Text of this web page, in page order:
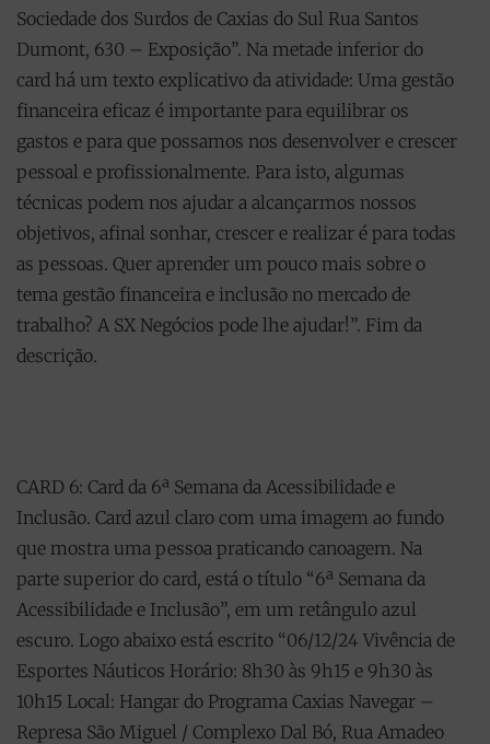
Sociedade dos Surdos de Caxias do Sul Rua Santos
Dumont, 630 – Exposição”. Na metade inferior do
card há um texto explicativo da atividade: Uma gestão
financeira eficaz é importante para equilibrar os
gastos e para que possamos nos desenvolver e crescer
pessoal e profissionalmente. Para isto, algumas
técnicas podem nos ajudar a alcançarmos nossos
objetivos, afinal sonhar, crescer e realizar é para todas
as pessoas. Quer aprender um pouco mais sobre o
tema gestão financeira e inclusão no mercado de
trabalho? A SX Negócios pode lhe ajudar!”. Fim da
descrição.
CARD 6: Card da 6ª Semana da Acessibilidade e
Inclusão. Card azul claro com uma imagem ao fundo
que mostra uma pessoa praticando canoagem. Na
parte superior do card, está o título “6ª Semana da
Acessibilidade e Inclusão”, em um retângulo azul
escuro. Logo abaixo está escrito “06/12/24 Vivência de
Esportes Náuticos Horário: 8h30 às 9h15 e 9h30 às
10h15 Local: Hangar do Programa Caxias Navegar –
Represa São Miguel / Complexo Dal Bó, Rua Amadeo